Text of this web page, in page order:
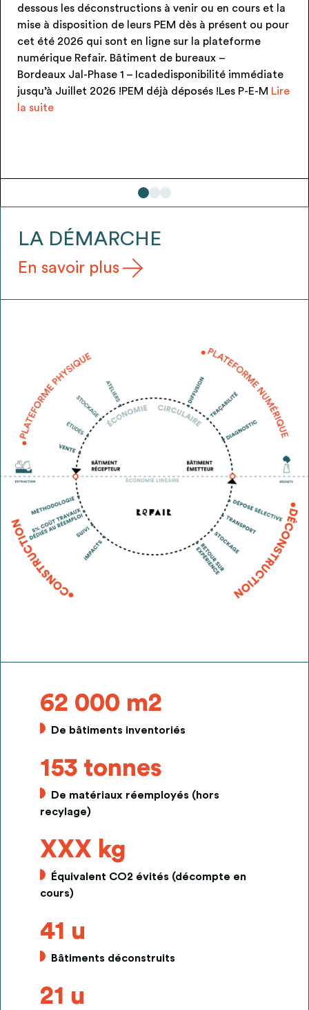
à venir ou en cours et la
PEM dès à présent ou pour
sur la plateforme
de bureaux –
immédiate
déposés !Les P-E-MLire
produit)disponibilité
!!! PEM neufs et jamais
gratuitement via une
signée au moment de la
Candélabre KUMA (7u)
LA DÉMARCHE
En savoir plus
62 000 m2
De bâtiments inventoriés
153 tonnes
De matériaux réemployés (hors
recylage)
XXX kg
Équivalent CO2 évités (décompte en
cours)
41 u
Bâtiments déconstruits
21 u